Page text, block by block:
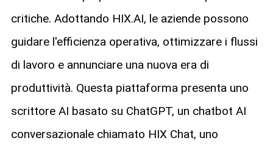
critiche. Adottando HIX.AI, le aziende possono
guidare l'efficienza operativa, ottimizzare i flussi
di lavoro e annunciare una nuova era di
produttività. Questa piattaforma presenta uno
scrittore AI basato su ChatGPT, un chatbot AI
conversazionale chiamato HIX Chat, uno